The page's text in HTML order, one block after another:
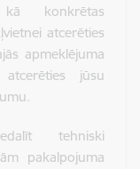
konkrētas
atcerēties
apmeklējuma
jūsu
tehniski
pakalpojuma